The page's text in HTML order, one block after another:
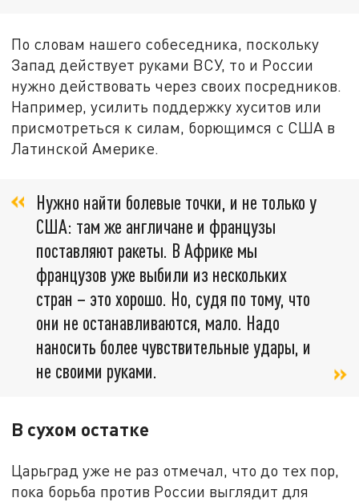
По словам нашего собеседника, поскольку
Запад действует руками ВСУ, то и России
нужно действовать через своих посредников.
Например, усилить поддержку хуситов или
присмотреться к силам, борющимся с США в
Латинской Америке.
Нужно найти болевые точки, и не только у
США: там же англичане и французы
поставляют ракеты. В Африке мы
французов уже выбили из нескольких
стран – это хорошо. Но, судя по тому, что
они не останавливаются, мало. Надо
наносить более чувствительные удары, и
не своими руками.
В сухом остатке
Царьград уже не раз отмечал, что до тех пор,
пока борьба против России выглядит для